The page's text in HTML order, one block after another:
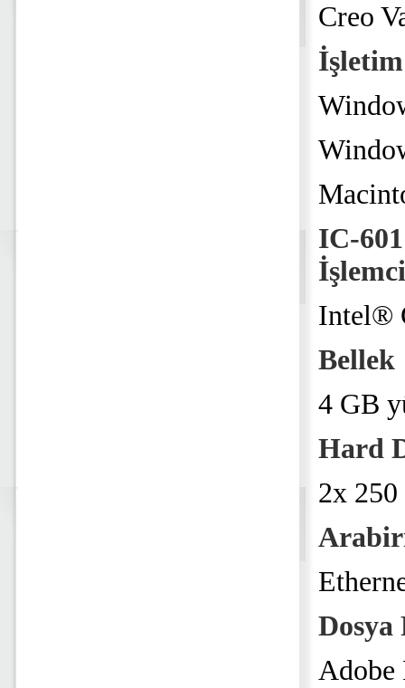
Creo
IC-
İşlemci
Intel®
Bellek
4 GB
Hard
2x
Dosya
Adobe